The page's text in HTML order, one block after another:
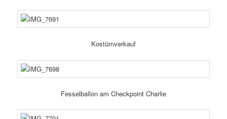
Kostümverkauf
Fesselballon am Checkpoint Charlie